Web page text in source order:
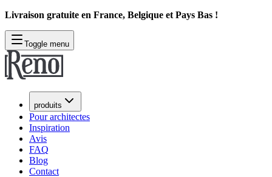
Livraison gratuite en France, Belgique et Pays Bas !
Toggle menu
produits
Pour architectes
Inspiration
Avis
FAQ
Blog
Contact